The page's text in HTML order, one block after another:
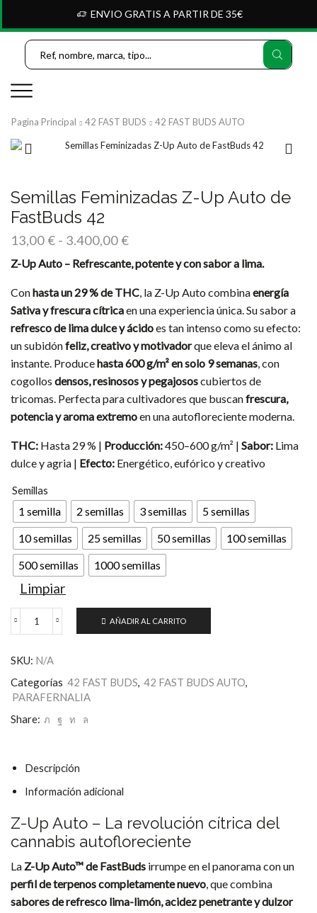
ENVIO GRATIS A PARTIR DE 35€
Pagina Principal 42 FAST BUDS 42 FAST BUDS AUTO
Semillas Feminizadas Z-Up Auto de
FastBuds 42
13,00€ - 3.400,00€Rango
precios:
13,00 €
hasta
3.400,00 €
Z-Up Auto – Refrescante, potente y con sabor a lima.
Conhasta un 29 % de THC , la Z-Up Auto combinaenergía
Sativa y frescura cítricaen una experiencia única. Su sabor a
refresco de lima dulce y ácidoes tan intenso como su efecto:
un subidónfeliz, creativo y motivadorque eleva el ánimo al
instante. Producehasta 600 g/m² en solo 9 semanas , con
cogollos densos, resinosos y pegajososcubiertos de
tricomas. Perfecta para cultivadores que buscanfrescura,
potencia y aroma extremoen una autofloreciente moderna.
THC: Hasta 29 % | Producción:450–600 g/m² | Sabor: Lima
dulce y agria | Efecto: Energético, eufórico y creativo
Semillas
1 semilla 2 semillas 3 semillas
5 semillas
10 semillas
25 semillas 50 semillas
100 semillas
500 semillas
1000 semillas
Limpiar
Semillas
Up
Auto
de
FastBuds
42
cantidad
AÑADIR AL CARRITO
SKU: N/A
Categorías 42 FAST BUDS 42 FAST BUDS AUTO
PARAFERNALIA
Share:
Descripción
Información adicional
Z-Up Auto – La revolución cítrica del
cannabis autofloreciente
La Z-Up Auto™ de FastBuds irrumpe en el panorama con un
perfil de terpenos completamente nuevo , que combina
sabores de refresco lima-limón, acidez penetrante y dulzor